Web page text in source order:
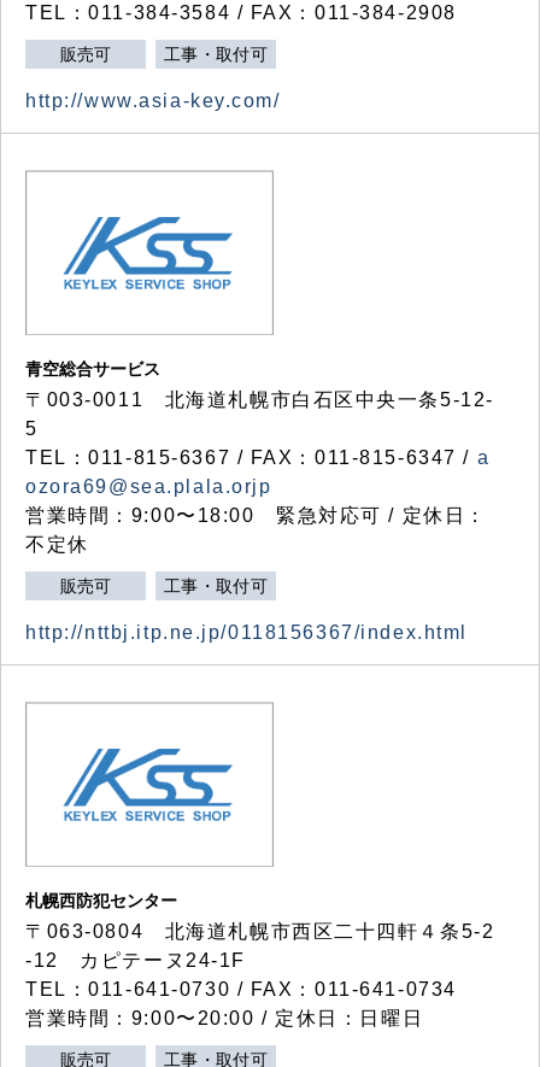
TEL：011-384-3584 / FAX：011-384-2908
販売可 工事・取付可
http://www.asia-key.com/
青空総合サービス
〒003-0011 北海道札幌市白石区中央一条5-12-
5
TEL：011-815-6367 / FAX：011-815-6347 / a
ozora69@sea.plala.orjp
営業時間：9:00〜18:00 緊急対応可 / 定休日：
不定休
販売可 工事・取付可
http://nttbj.itp.ne.jp/0118156367/index.html
札幌西防犯センター
〒063-0804 北海道札幌市西区二十四軒４条5-2
-12 カピテーヌ24-1F
TEL：011-641-0730 / FAX：011-641-0734
営業時間：9:00〜20:00 / 定休日：日曜日
販売可 工事・取付可